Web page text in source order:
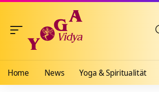
Home News Yoga & Spiritualität